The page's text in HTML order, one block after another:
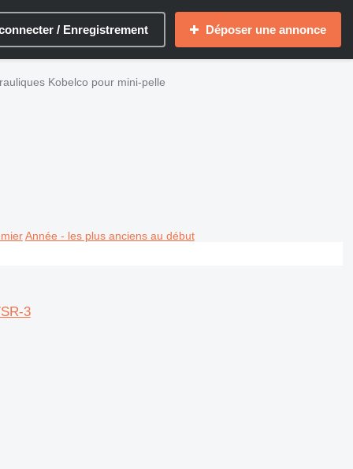
/ Enregistrement Déposer une annonce
Kobelco pour mini-pelle
Année - les plus anciens au début
3